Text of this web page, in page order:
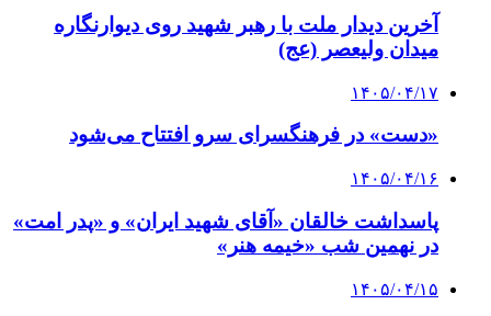
آخرین دیدار ملت با رهبر شهید روی دیوارنگاره
میدان ولیعصر (عج)
۱۴۰۵/۰۴/۱۷
«دست» در فرهنگسرای سرو افتتاح می‌شود
۱۴۰۵/۰۴/۱۶
پاسداشت خالقان «آقای شهید ایران» و «پدر امت»
در نهمین شب «خیمه هنر»
۱۴۰۵/۰۴/۱۵